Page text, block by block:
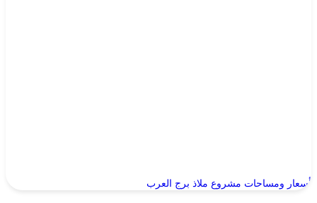
أسعار ومساحات مشروع ملاذ برج العرب